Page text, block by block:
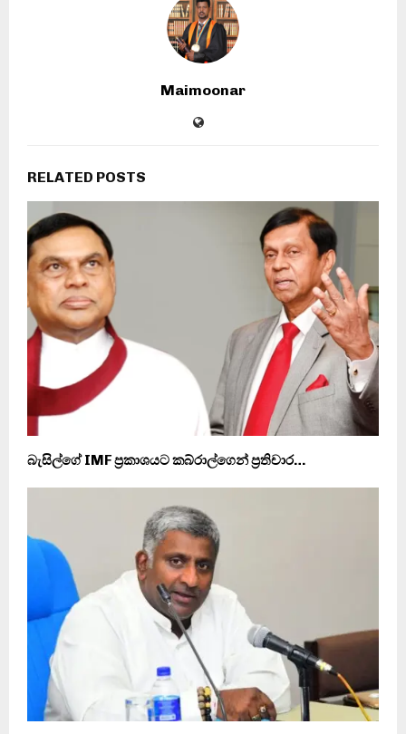
Maimoonar
RELATED POSTS
බැසිල්ගේ IMF ප‍්‍රකාශයට කබ්රාල්ගෙන් ප‍්‍රතිචාර…